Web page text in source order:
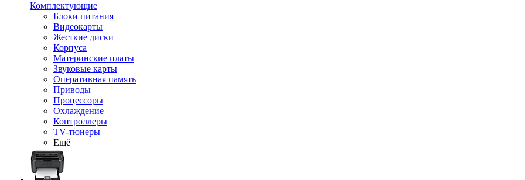
Комплектующие
Блоки питания
Видеокарты
Жесткие диски
Корпуса
Материнские платы
Звуковые карты
Оперативная память
Приводы
Процессоры
Охлаждение
Контроллеры
TV-тюнеры
Ещё